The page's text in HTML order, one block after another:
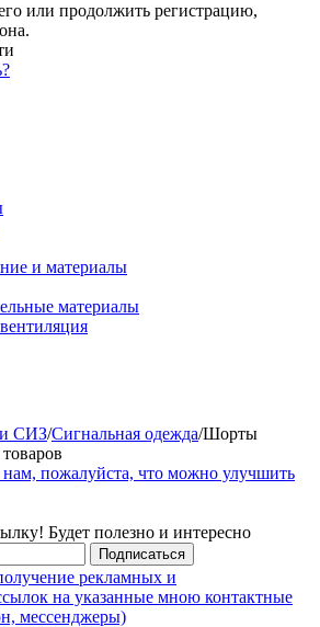
или продолжить регистрацию,
и материалы
материалы
СИЗ/Сигнальная одежда/Шорты
пожалуйста, что можно улучшить
Будет полезно и интересно
Подписаться
рекламных и
на указанные мною контактные
мессенджеры)